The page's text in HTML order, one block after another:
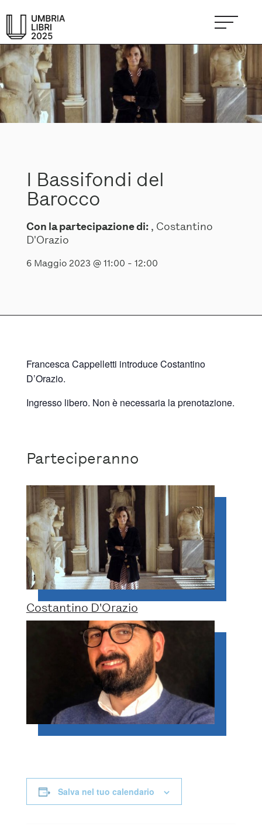
I Bassifondi del
Barocco
Con la partecipazione di:, Costantino
D'Orazio
6 Maggio 2023 @ 11:00 - 12:00
Francesca Cappelletti introduce Costantino
D’Orazio.
Ingresso libero. Non è necessaria la prenotazione.
Parteciperanno
Costantino D'Orazio
Salva nel tuo calendario